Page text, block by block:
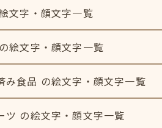
文字・顔文字一覧
絵文字・顔文字一覧
み食品 の絵文字・顔文字一覧
ツ の絵文字・顔文字一覧